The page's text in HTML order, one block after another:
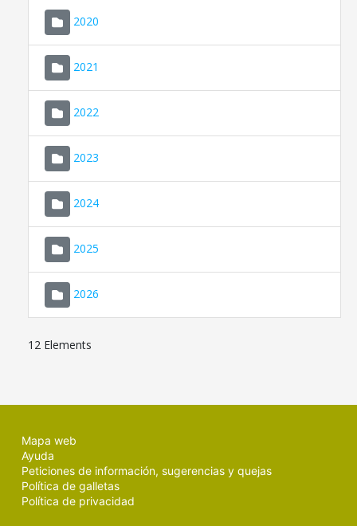
2020
2021
2022
2023
2024
2025
2026
12 Elements
Mapa web
Ayuda
Peticiones de información, sugerencias y quejas
Política de galletas
Política de privacidad